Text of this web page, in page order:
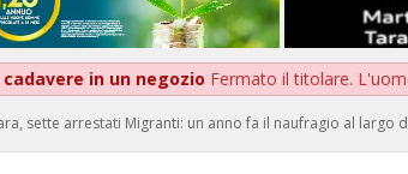
cadavere in un negozio Fermato il titolare.
sette arrestati Migranti: un anno fa il naufragio al largo